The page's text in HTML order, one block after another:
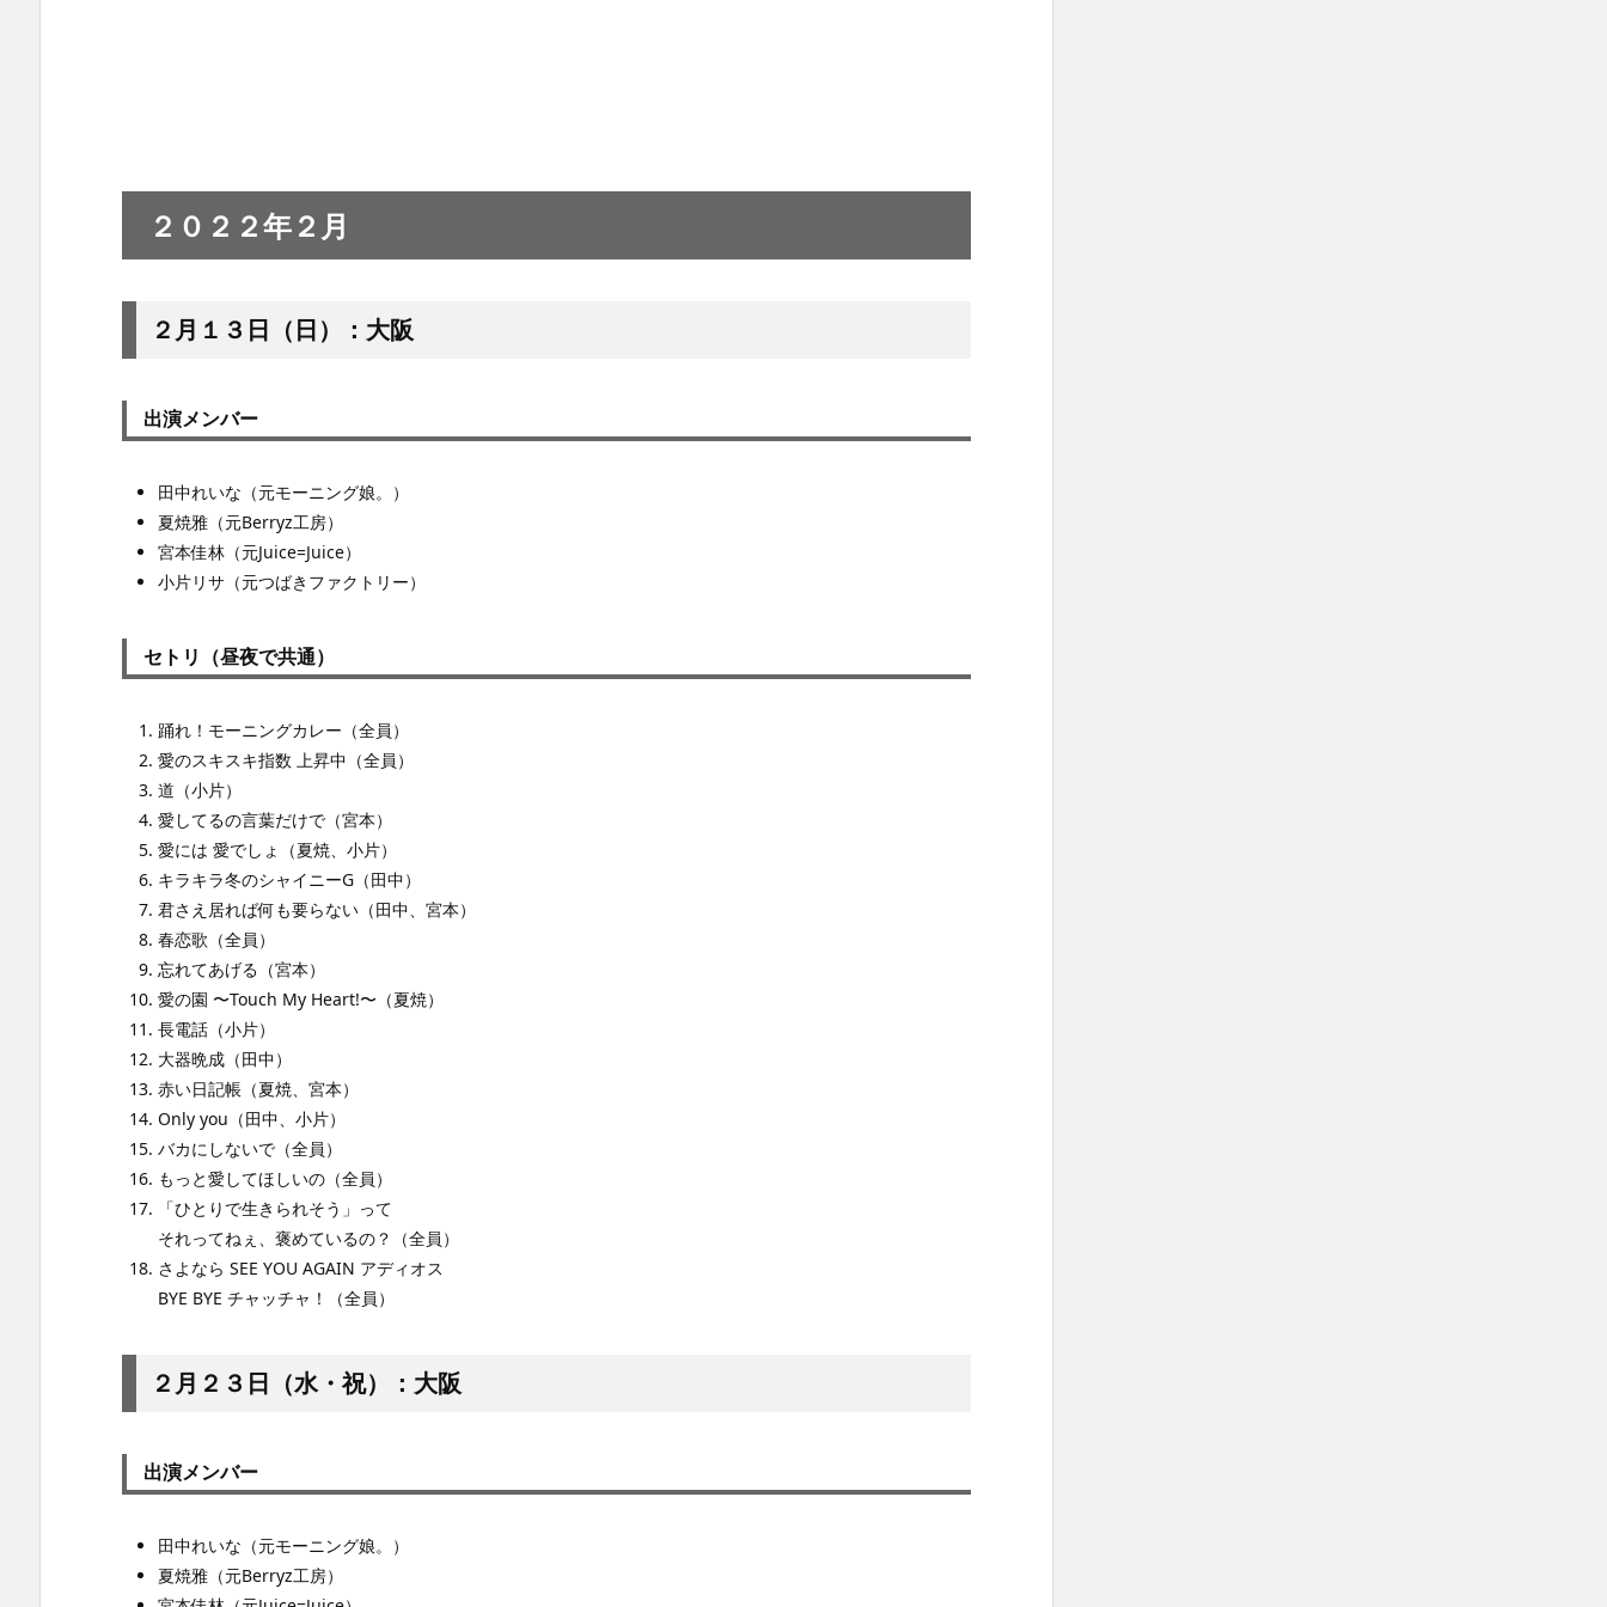
２０２２年２月
２月１３日（日）： 大阪
出演メンバー
田中れいな（元モーニング娘。）
夏焼雅（元Berryz工房）
宮本佳林（元Juice=Juice）
小片リサ（元つばきファクトリー）
セトリ（昼夜で共通）
踊れ！モーニングカレー（全員）
愛のスキスキ指数 上昇中（全員）
道（小片）
愛してるの言葉だけで（宮本）
愛には 愛でしょ（夏焼、小片）
キラキラ冬のシャイニーG（田中）
君さえ居れば何も要らない（田中、宮本）
春恋歌（全員）
忘れてあげる（宮本）
愛の園 〜Touch My Heart!〜（夏焼）
長電話（小片）
大器晩成（田中）
赤い日記帳（夏焼、宮本）
Only you（田中、小片）
バカにしないで（全員）
もっと愛してほしいの（全員）
「ひとりで生きられそう」って
それってねぇ、褒めているの？（全員）
さよなら SEE YOU AGAIN アディオス
BYE BYE チャッチャ！（全員）
２月２３日（水・祝）： 大阪
出演メンバー
田中れいな（元モーニング娘。）
夏焼雅（元Berryz工房）